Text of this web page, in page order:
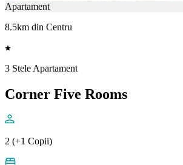
Apartament
8.5km din Centru
3 Stele Apartament
Corner Five Rooms
2 (+1 Copii)